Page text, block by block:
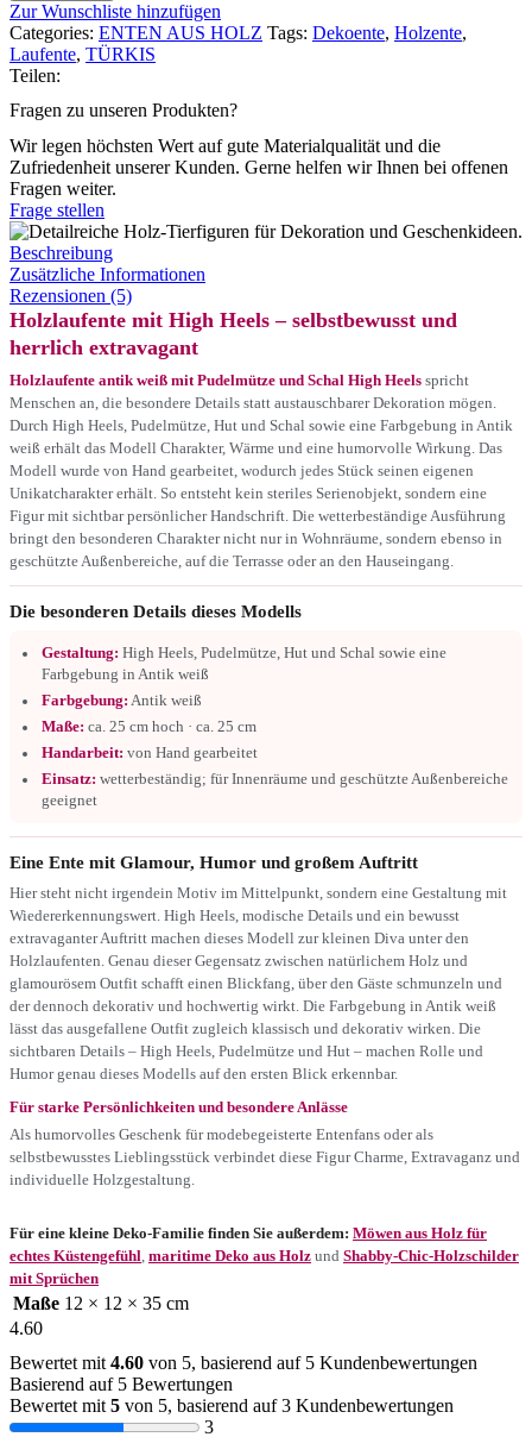
Zur Wunschliste hinzufügen
Categories: ENTEN AUS HOLZ Tags: Dekoente, Holzente,
Laufente, TÜRKIS
Teilen:
Fragen zu unseren Produkten?
Wir legen höchsten Wert auf gute Materialqualität und die
Zufriedenheit unserer Kunden. Gerne helfen wir Ihnen bei offenen
Fragen weiter.
Frage stellen
Beschreibung
Zusätzliche Informationen
Rezensionen (5)
Holzlaufente mit High Heels – selbstbewusst und
herrlich extravagant
Holzlaufente antik weiß mit Pudelmütze und Schal High Heels spricht
Menschen an, die besondere Details statt austauschbarer Dekoration mögen.
Durch High Heels, Pudelmütze, Hut und Schal sowie eine Farbgebung in Antik
weiß erhält das Modell Charakter, Wärme und eine humorvolle Wirkung. Das
Modell wurde von Hand gearbeitet, wodurch jedes Stück seinen eigenen
Unikatcharakter erhält. So entsteht kein steriles Serienobjekt, sondern eine
Figur mit sichtbar persönlicher Handschrift. Die wetterbeständige Ausführung
bringt den besonderen Charakter nicht nur in Wohnräume, sondern ebenso in
geschützte Außenbereiche, auf die Terrasse oder an den Hauseingang.
Die besonderen Details dieses Modells
Gestaltung: High Heels, Pudelmütze, Hut und Schal sowie eine
Farbgebung in Antik weiß
Farbgebung: Antik weiß
Maße: ca. 25 cm hoch · ca. 25 cm
Handarbeit: von Hand gearbeitet
Einsatz: wetterbeständig; für Innenräume und geschützte Außenbereiche
geeignet
Eine Ente mit Glamour, Humor und großem Auftritt
Hier steht nicht irgendein Motiv im Mittelpunkt, sondern eine Gestaltung mit
Wiedererkennungswert. High Heels, modische Details und ein bewusst
extravaganter Auftritt machen dieses Modell zur kleinen Diva unter den
Holzlaufenten. Genau dieser Gegensatz zwischen natürlichem Holz und
glamourösem Outfit schafft einen Blickfang, über den Gäste schmunzeln und
der dennoch dekorativ und hochwertig wirkt. Die Farbgebung in Antik weiß
lässt das ausgefallene Outfit zugleich klassisch und dekorativ wirken. Die
sichtbaren Details – High Heels, Pudelmütze und Hut – machen Rolle und
Humor genau dieses Modells auf den ersten Blick erkennbar.
Für starke Persönlichkeiten und besondere Anlässe
Als humorvolles Geschenk für modebegeisterte Entenfans oder als
selbstbewusstes Lieblingsstück verbindet diese Figur Charme, Extravaganz und
individuelle Holzgestaltung.
Für eine kleine Deko-Familie finden Sie außerdem: Möwen aus Holz für
echtes Küstengefühl maritime Deko aus Holz und Shabby-Chic-Holzschilder
mit Sprüchen
Maße 12 × 12 × 35 cm
4.60
Bewertet mit 4.60 von 5, basierend auf 5 Kundenbewertungen
Basierend auf 5 Bewertungen
Bewertet mit 5 von 5, basierend auf3 Kundenbewertungen
3